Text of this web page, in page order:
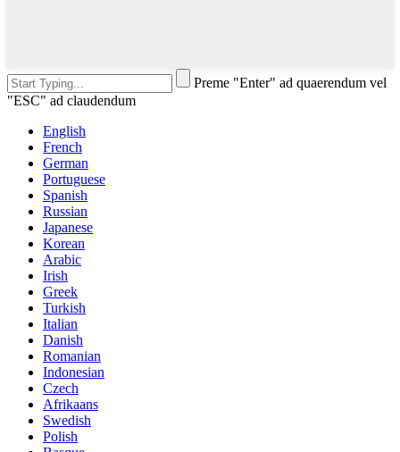
Preme "Enter" ad quaerendum vel
"ESC" ad claudendum
English
French
German
Portuguese
Spanish
Russian
Japanese
Korean
Arabic
Irish
Greek
Turkish
Italian
Danish
Romanian
Indonesian
Czech
Afrikaans
Swedish
Polish